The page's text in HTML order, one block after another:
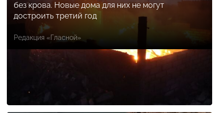
без крова. Новые дома для них не могут
достроить третий год
Редакция «Гласной»